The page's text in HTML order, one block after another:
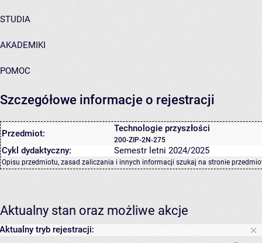
STUDIA
AKADEMIKI
POMOC
Szczegółowe informacje o rejestracji
Przedmiot: Technologie przyszłości
200-ZIP-2N-275
Cykl dydaktyczny: Semestr letni 2024/2025
Opisu przedmiotu, zasad zaliczania i innych informacji szukaj na stronie
Aktualny stan oraz możliwe akcje
Aktualny tryb rejestracji: